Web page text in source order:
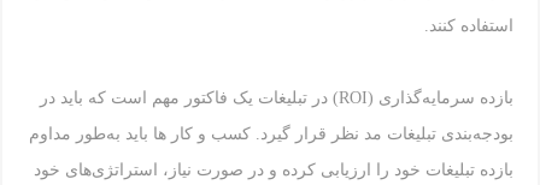
استفاده کنند.
بازده سرمایه‌گذاری (ROI) در تبلیغات یک فاکتور مهم است که باید در
بودجه‌بندی تبلیغات مد نظر قرار گیرد. کسب و کار ها باید به‌طور مداوم
بازده تبلیغات خود را ارزیابی کرده و در صورت نیاز، استراتژی‌های خود